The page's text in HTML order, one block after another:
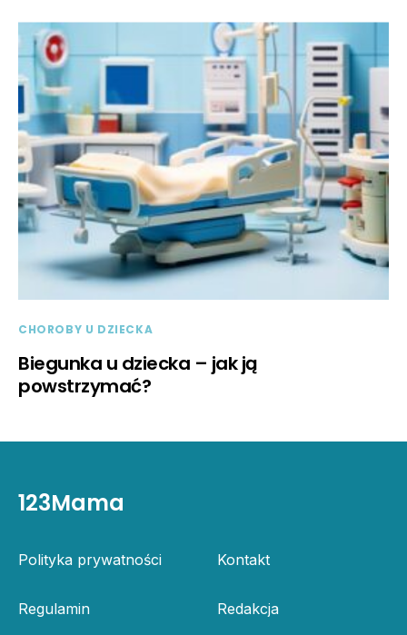
CHOROBY U DZIECKA
Biegunka u dziecka – jak ją
powstrzymać?
123Mama
Polityka prywatności Kontakt
Regulamin Redakcja